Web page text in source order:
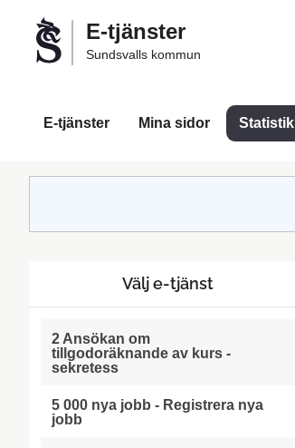
Välkommen
Sundsvalls
E-tjänster
Sundsvalls kommun
E-tjänster Mina sidor Statistik
Välj e-tjänst
2 Ansökan om
tillgodoräknande av kurs -
sekretess
5 000 nya jobb - Registrera nya
jobb